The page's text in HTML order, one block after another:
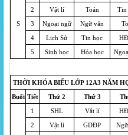
S
2
Vật lí Toán Tin
3
Ngoại ngữ Ngữ văn
4
Lịch Sử Tin học
5
Sinh học Hóa học
THỜI KHÓA BIỂU LỚP 12A3 NĂM
Buổi Tiết Thứ 2 Thứ 3
1 SHL Vật lí
2
Vật lí GDĐP